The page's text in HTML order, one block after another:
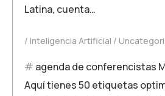
Latina, cuenta…
Inteligencia Artificial
agenda de conferencistas
Aquí tienes 50 etiquetas